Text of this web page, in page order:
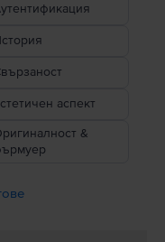
аспект
&